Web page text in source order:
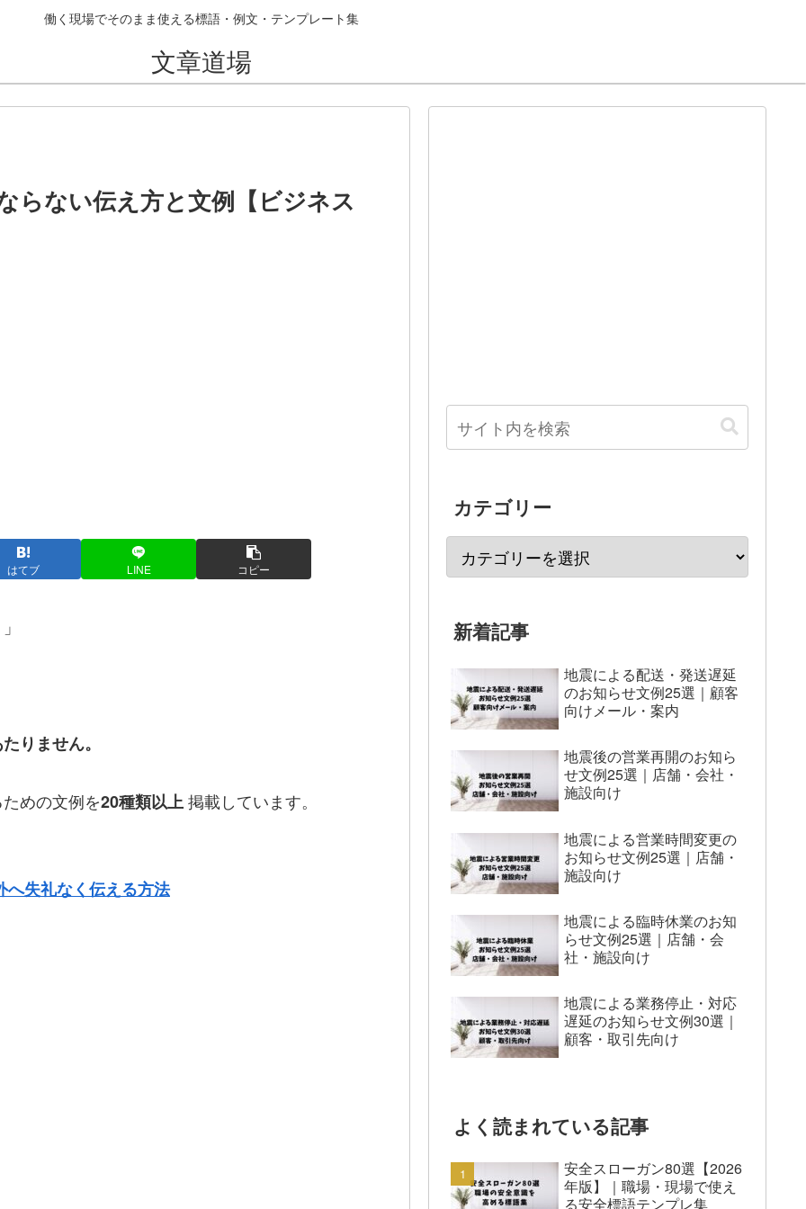
働く現場でそのまま使える標語・例文・テンプレート集
文章道場
らない伝え方と文例【ビジネス
はてブ LINE コピー
りません。
めの文例を20種類以上掲載しています。
へ失礼なく伝える方法
カテゴリー
新着記事
地震による配送・発送遅延
のお知らせ文例25選｜顧客
向けメール・案内
地震後の営業再開のお知ら
せ文例25選｜店舗・会社・
施設向け
地震による営業時間変更の
お知らせ文例25選｜店舗・
施設向け
地震による臨時休業のお知
らせ文例25選｜店舗・会
社・施設向け
地震による業務停止・対応
遅延のお知らせ文例30選｜
顧客・取引先向け
よく読まれている記事
安全スローガン80選【2026
年版】｜職場・現場で使え
る安全標語テンプレ集